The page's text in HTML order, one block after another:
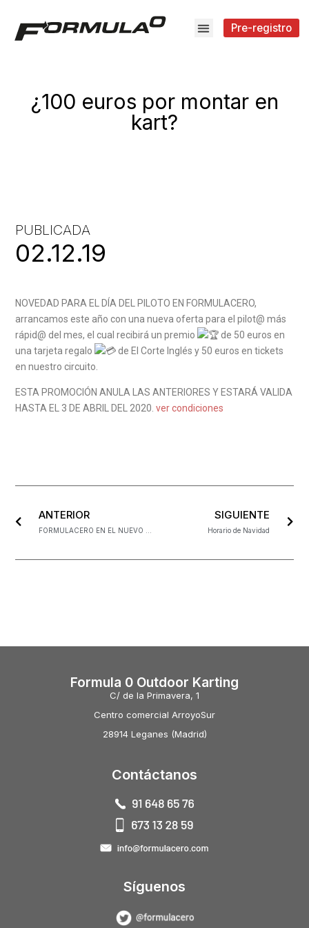
Pre-registro
¿100 euros por montar en
kart?
PUBLICADA
02.12.19
NOVEDAD PARA EL DÍA DEL PILOTO EN FORMULACERO,
arrancamos este año con una nueva oferta para el pilot@ más
rápid@ del mes, el cual recibirá un premio
de 50 euros en
una tarjeta regalo
de El Corte Inglés y 50 euros en tickets
en nuestro circuito.
ESTA PROMOCIÓN ANULA LAS ANTERIORES Y ESTARÁ VALIDA
HASTA EL 3 DE ABRIL DEL 2020.ver condiciones
ANTERIOR SIGUIENTE
Horario de Navidad
Formula 0 Outdoor Karting
C/ de la Primavera, 1
Centro comercial ArroyoSur
28914 Leganes (Madrid)
Contáctanos
Síguenos